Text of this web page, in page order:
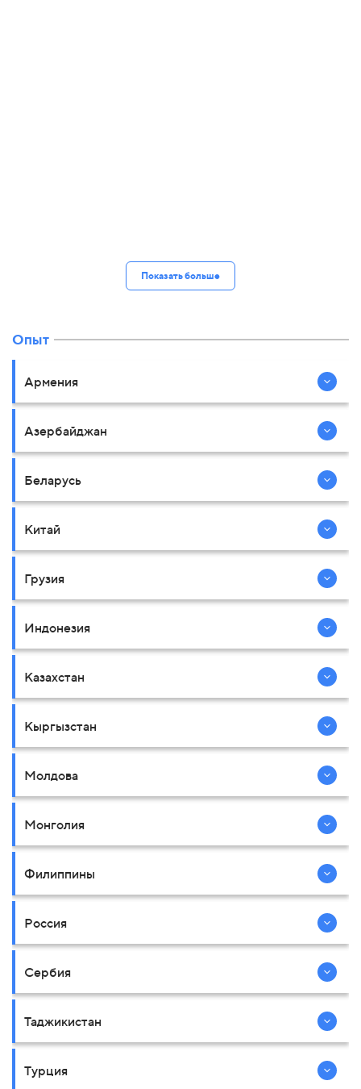
Показать больше
Опыт
Армения
Азербайджан
Беларусь
Китай
Грузия
Индонезия
Казахстан
Кыргызстан
Молдова
Монголия
Филиппины
Россия
Сербия
Таджикистан
Турция